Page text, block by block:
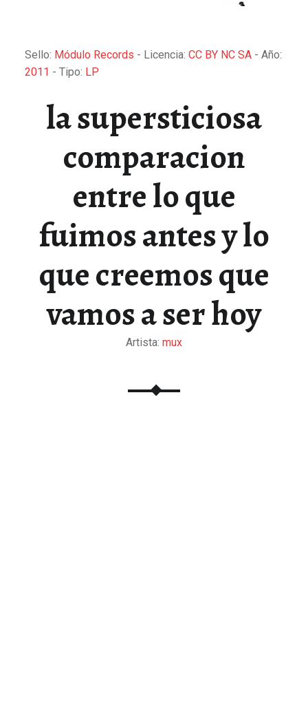
Sello: Módulo Records - Licencia: CC BY NC SA- Año:
2011 - Tipo: LP
la supersticiosa
comparacion
entre lo que
fuimos antes y lo
que creemos que
vamos a ser hoy
Artista: mux